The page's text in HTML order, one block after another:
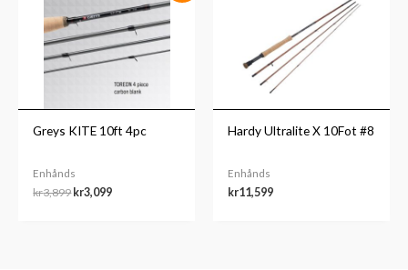
Greys KITE 10ft 4pc
Enhånds
kr3,899
kr3,899.
kr3,099
er:
kr3,099.
Hardy Ultralite X 10Fot #8
Enhånds
kr11,599